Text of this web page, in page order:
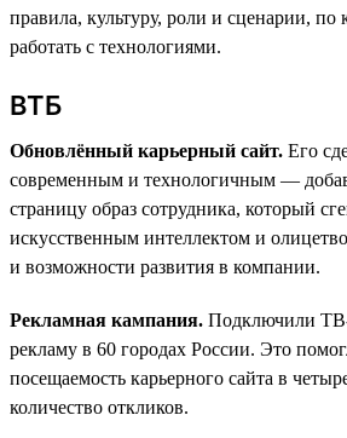
правила, культуру, роли и сценарии,
работать с технологиями.
ВТБ
Обновлённый карьерный сайт. Его
современным и технологичным —
страницу образ сотрудника, который
искусственным интеллектом и
и возможности развития в компании.
Рекламная кампания. Подключили
рекламу в 60 городах России. Это
посещаемость карьерного сайта в
количество откликов.